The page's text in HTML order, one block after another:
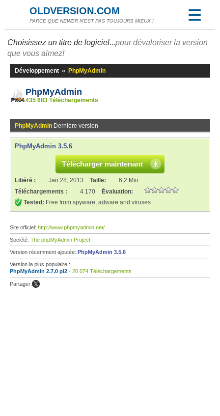
OLDVERSION.COM
PARCE QUE NEWER N'EST PAS TOUJOURS MIEUX !
Choisissez un titre de logiciel...pour dévaloriser la version
que vous aimez!
Développement » PhpMyAdmin
PhpMyAdmin
435 683 Téléchargements
PhpMyAdmin Dernière version
PhpMyAdmin 3.5.6
Télécharger maintenant
Libéré : Jan 28, 2013 Taille:
6,2 Mio
Téléchargements :
4 170
Évaluation:
Tested: Free from spyware, adware and viruses
Site officiel: http://www.phpmyadmin.net/
Société: The phpMyAdmin Project
Version récemment ajoutée: PhpMyAdmin 3.5.6
Version la plus populaire :
PhpMyAdmin 2.7.0 pl2 - 20 074 Téléchargements
Partager: